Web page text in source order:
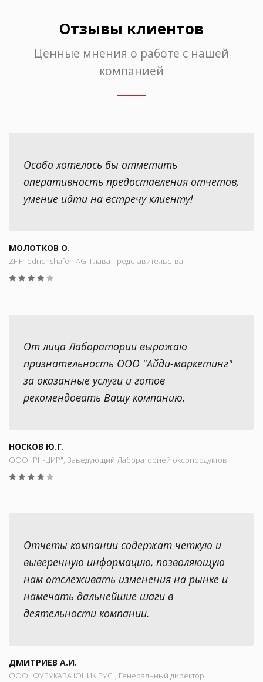
Отзывы клиентов
Ценные мнения о работе с нашей
компанией
Особо хотелось бы отметить
оперативность предоставления отчетов,
умение идти на встречу клиенту!
МОЛОТКОВ О.
ZF Friedrichshafen AG, Глава представительства
От лица Лаборатории выражаю
признательность ООО "Айди-маркетинг"
за оказанные услуги и готов
рекомендовать Вашу компанию.
НОСКОВ Ю.Г.
ООО "РН-ЦИР", Заведующий Лабораторией оксопродуктов
Отчеты компании содержат четкую и
выверенную информацию, позволяющую
нам отслеживать изменения на рынке и
намечать дальнейшие шаги в
деятельности компании.
ДМИТРИЕВ А.И.
ООО "ФУРУКАВА ЮНИК РУС", Генеральный директор